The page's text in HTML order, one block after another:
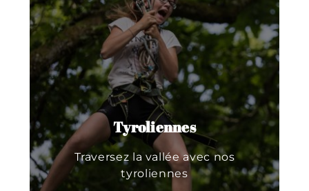
Tyroliennes
Traversez la vallée avec nos
tyroliennes